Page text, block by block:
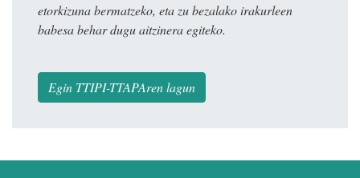
etorkizuna bermatzeko, eta zu bezalako irakurleen
babesa behar dugu aitzinera egiteko.
Egin TTIPI-TTAPAren lagun